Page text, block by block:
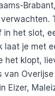
in het slot,
laat je met
het klopt,
van
Eizer,